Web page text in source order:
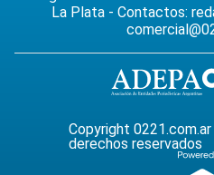
La Plata - Contactos:
Copyright
derechos reservados